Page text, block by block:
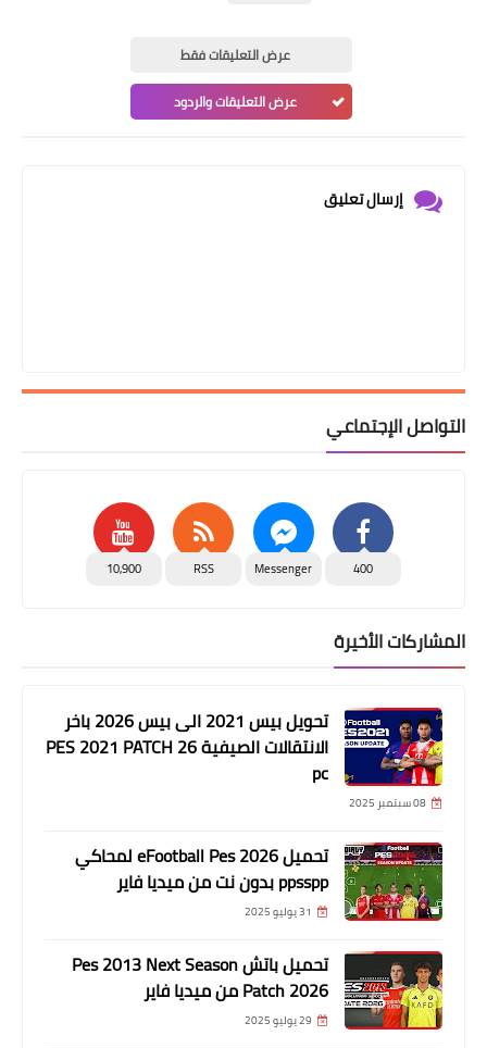
عرض التعليقات فقط
عرض التعليقات والردود
إرسال تعليق
التواصل الإجتماعي
400
Messenger
RSS
10,900
المشاركات الأخيرة
تحويل بيس 2021 الى بيس 2026 باخر
الانتقالات الصيفية PES 2021 PATCH 26
pc
08 سبتمبر 2025
تحميل eFootball Pes 2026 لمحاكي
ppsspp بدون نت من ميديا فاير
31 يوليو 2025
تحميل باتش Pes 2013 Next Season
Patch 2026 من ميديا فاير
29 يوليو 2025